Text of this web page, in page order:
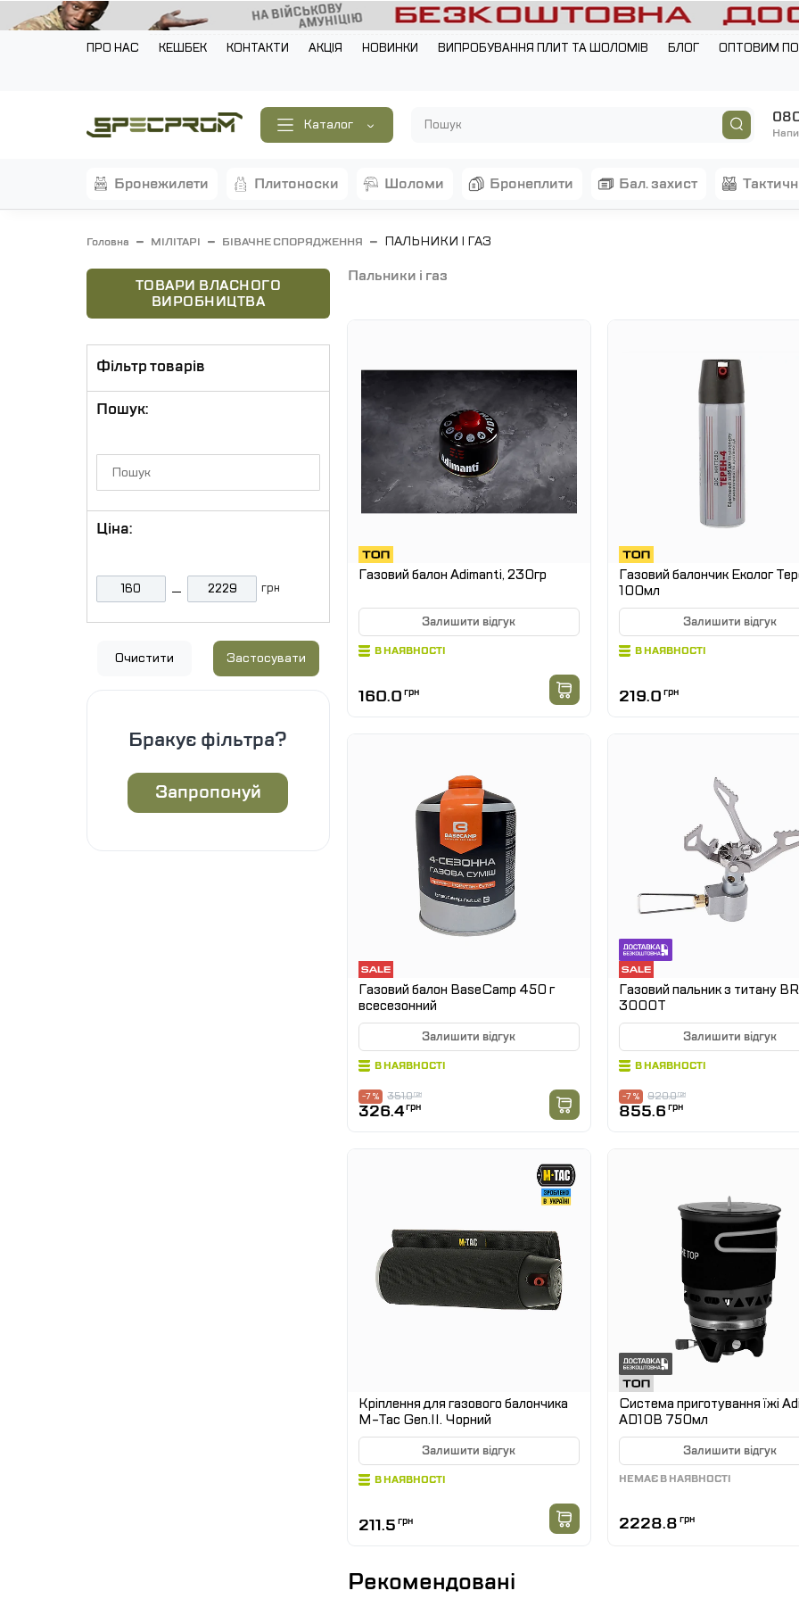
ПРО НАС КЕШБЕК КОНТАКТИ АКЦІЯ НОВИНКИ ВИПРОБУВАННЯ ПЛИТ ТА ШОЛОМІВ БЛОГ ОПТОВИМ
Каталог
бронежилети плитоноски шоломи бронеплити бал. захист
Головна МІЛІТАРІ БІВАЧНЕ СПОРЯДЖЕННЯ ПАЛЬНИКИ І ГАЗ
ТОВАРИ ВЛАСНОГО
ВИРОБНИЦТВА
Фільтр товарів
Пошук:
Ціна:
грн
Очистити Застосувати
Бракує фільтра?
Запропонуй
пальники і газ
Газовий балон Adimanti, 230гр
Залишити відгук
В НАЯВНОСТІ
160.0 грн
Газовий балончик Еколог
100мл
Залишити відгук
В НАЯВНОСТІ
219.0 грн
Газовий балон BaseCamp 450 г
всесезонний
Залишити відгук
В НАЯВНОСТІ
351.0грн
-7 %
326.4грн
Газовий пальник з титану
3000T
Залишити відгук
В НАЯВНОСТІ
920.0грн
-7 %
855.6 грн
Кріплення для газового балончика
M-Tac Gen.II. Чорний
Залишити відгук
В НАЯВНОСТІ
211.5 грн
Система приготування їжі
AD10B 750мл
Залишити відгук
НЕМАЄ В НАЯВНОСТІ
2228.8 грн
Рекомендовані